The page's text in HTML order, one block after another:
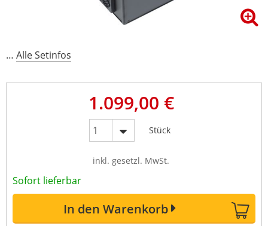
… Alle Setinfos
1.099,00 €
Stück
inkl. gesetzl. MwSt.
Sofort lieferbar
In den Warenkorb